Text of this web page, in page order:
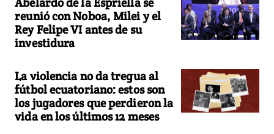
reunió con Noboa, Milei y el
Rey Felipe VI antes de su
investidura
La violencia no da tregua al
fútbol ecuatoriano: estos son
los jugadores que perdieron la
vida en los últimos 12 meses